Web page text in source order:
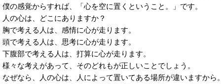
僕の感覚からすれば、「心を空に置くということ。」です。
人の心は、どこにありますか？
胸で考える人は、感情に心が走ります。
頭で考える人は、思考に心が走ります。
下腹部で考える人は、打算に心が走ります。
様々な考えがあって、そのどれもが正しいことでしょう。
なぜなら、人の心は、人によって置いてある場所が違いますから。